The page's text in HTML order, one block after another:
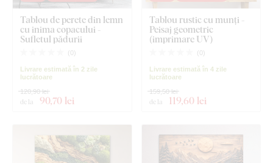
Tablou de perete din lemn
cu inima copacului -
Sufletul pădurii
( 0)
Livrare estimată în 2 zile
lucrătoare
de la 90,70 lei
120,90 lei
Tablou rustic cu munți -
Peisaj geometric
(imprimare UV)
( 0)
Livrare estimată în 4 zile
lucrătoare
de la 119,60 lei
159,50 lei